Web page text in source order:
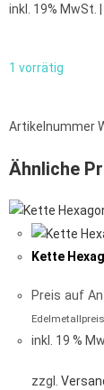
inkl. 19% MwSt.
1 vorrätig
Artikelnummer
Ähnliche
Kette
Preis auf
inkl. 19 %
zzgl.